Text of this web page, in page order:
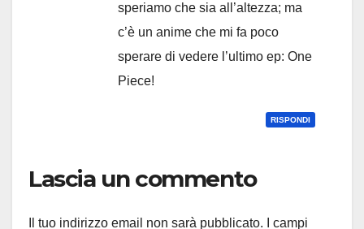
speriamo che sia all’altezza; ma
c’è un anime che mi fa poco
sperare di vedere l’ultimo ep: One
Piece!
RISPONDI
Lascia un commento
Il tuo indirizzo email non sarà pubblicato.
I campi